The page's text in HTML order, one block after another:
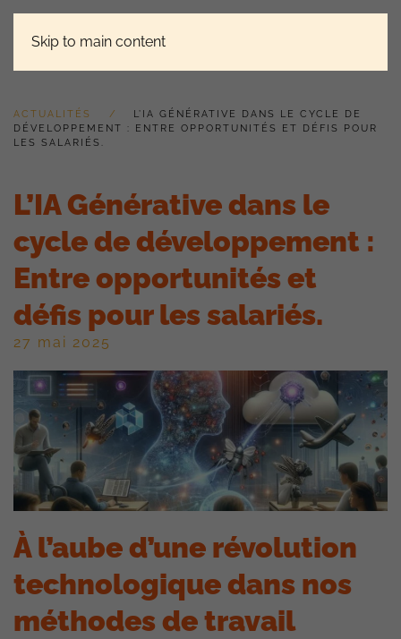
Skip to main content
ACTUALITÉS
L’IA GÉNÉRATIVE DANS LE CYCLE DE
DÉVELOPPEMENT : ENTRE OPPORTUNITÉS ET DÉFIS POUR
LES SALARIÉS.
L’IA Générative dans le
cycle de développement :
Entre opportunités et
défis pour les salariés.
27 mai 2025
À l’aube d’une révolution
technologique dans nos
méthodes de travail